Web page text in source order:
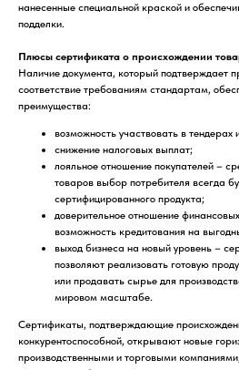
нанесенные специальной краской и
подделки.
Плюсы сертификата о происхождении
Наличие документа, который подтверждает
соответствие требованиям стандартам,
преимущества:
возможность участвовать в тендерах
снижение налоговых выплат;
лояльное отношение покупателей –
товаров выбор потребителя всегда
сертифицированного продукта;
доверительное отношение
возможность кредитования на
выход бизнеса на новый уровень –
позволяют реализовать готовую
или продавать сырье для
мировом масштабе.
Сертификаты, подтверждающие
конкурентоспособной, открывают новые
производственными и торговыми